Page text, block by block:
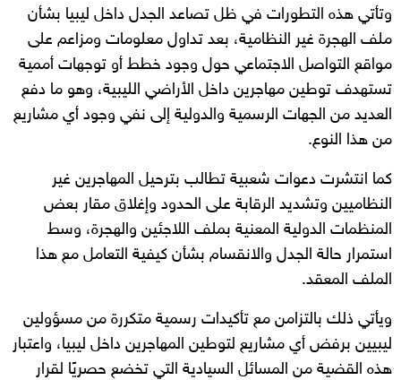
وتأتي هذه التطورات في ظل تصاعد الجدل داخل ليبيا بشأن
ملف الهجرة غير النظامية، بعد تداول معلومات ومزاعم على
مواقع التواصل الاجتماعي حول وجود خطط أو توجهات أممية
تستهدف توطين مهاجرين داخل الأراضي الليبية، وهو ما دفع
العديد من الجهات الرسمية والدولية إلى نفي وجود أي مشاريع
من هذا النوع.
كما انتشرت دعوات شعبية تطالب بترحيل المهاجرين غير
النظاميين وتشديد الرقابة على الحدود وإغلاق مقار بعض
المنظمات الدولية المعنية بملف اللاجئين والهجرة، وسط
استمرار حالة الجدل والانقسام بشأن كيفية التعامل مع هذا
الملف المعقد.
ويأتي ذلك بالتزامن مع تأكيدات رسمية متكررة من مسؤولين
ليبيين برفض أي مشاريع لتوطين المهاجرين داخل ليبيا، واعتبار
هذه القضية من المسائل السيادية التي تخضع حصريًا لقرار